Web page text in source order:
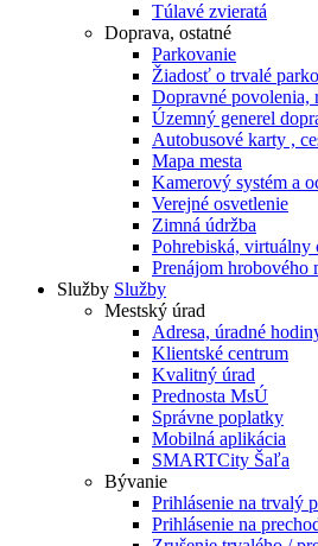
Túlavé zvieratá
Doprava, ostatné
Parkovanie
Žiadosť o trvalé
Dopravné povolenia,
Územný generel
Autobusové karty ,
Mapa mesta
Kamerový systém a
Verejné osvetlenie
Zimná údržba
Pohrebiská, virtuálny
Prenájom hrobového
Služby Služby
Mestský úrad
Adresa, úradné
Klientské centrum
Kvalitný úrad
Prednosta MsÚ
Správne poplatky
Mobilná aplikácia
SMARTCity Šaľa
Bývanie
Prihlásenie na trvalý
Prihlásenie na